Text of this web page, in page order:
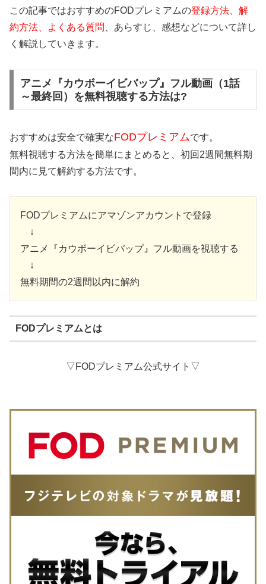
この記事ではおすすめのFODプレミアムの登録方法、解
約方法、よくある質問
、あらすじ、感想などについて詳し
く解説していきます。
アニメ『カウボーイビバップ』フル動画（1話
～最終回）を無料視聴する方法は?
おすすめは安全で確実なFODプレミアムです。
無料視聴する方法を簡単にまとめると、初回2週間無料期
間内に見て解約する方法です。
FODプレミアムにアマゾンアカウントで登録
↓
アニメ『カウボーイビバップ』フル動画を視聴する
↓
無料期間の2週間以内に解約
FODプレミアムとは
▽FODプレミアム公式サイト▽